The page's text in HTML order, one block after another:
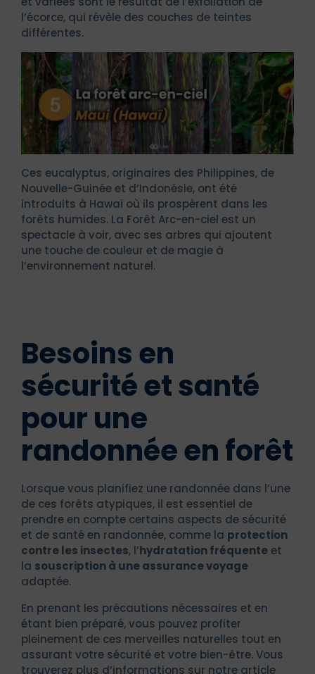
l’écorce, qui révèle des couches de teintes
différentes.
Ces eucalyptus, originaires des Philippines, de
Nouvelle-Guinée et d’Indonésie, ont été
introduits à Hawaï où ils prospèrent dans les
forêts humides. La Forêt Arc-en-ciel est un
spectacle à voir, avec ses arbres qui ajoutent
une touche de couleur et de magie à
l’environnement naturel.
Besoins en
sécurité et santé
pour une
randonnée en forêt
Lorsque vous planifiez une randonnée dans l’une
de ces forêts atypiques, il est essentiel de
prendre en compte certains aspects de sécurité
et de santé en randonnée, comme la protection
contre les insectes, l’hydratation fréquenteet
la souscription à une assurance voyage
adaptée.
En prenant les précautions nécessaires et en
étant bien préparé, vous pouvez profiter
pleinement de ces merveilles naturelles tout en
assurant votre sécurité et votre bien-être. Vous
trouverez plus d’informations sur notre article